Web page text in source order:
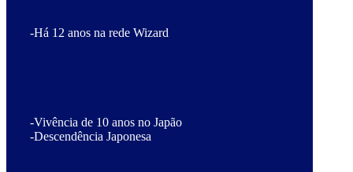
-Há 12 anos na rede Wizard
-Vivência de 10 anos no Japão
-Descendência Japonesa